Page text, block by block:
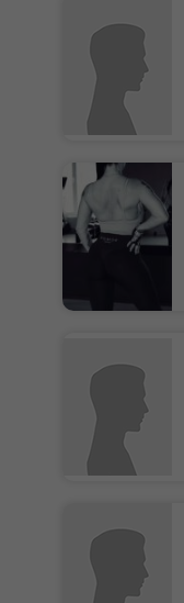
_Lilyth_, 29